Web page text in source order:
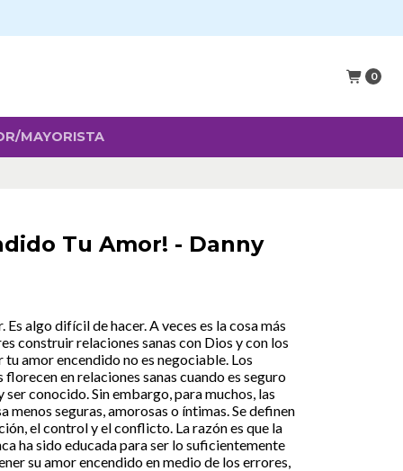
0
MAYORISTA
Tu Amor! - Danny
algo difícil de hacer. A veces es la cosa más
construir relaciones sanas con Dios y con los
tu amor encendido no es negociable. Los
en relaciones sanas cuando es seguro
ser conocido. Sin embargo, para muchos, las
menos seguras, amorosas o íntimas. Se definen
el control y el conflicto. La razón es que la
ha sido educada para ser lo suficientemente
su amor encendido en medio de los errores,